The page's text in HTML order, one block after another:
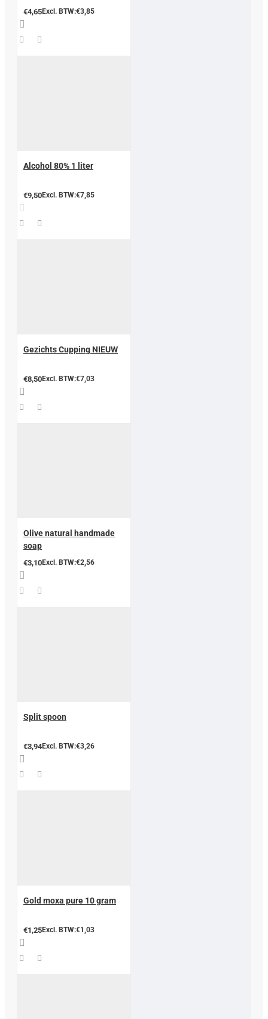
geleidingsbuisje
€4,65Excl. BTW:€3,85
Alcohol 80% 1 liter
€9,50Excl. BTW:€7,85
Gezichts Cupping NIEUW
€8,50Excl. BTW:€7,03
Olive natural handmade
soap
€3,10Excl. BTW:€2,56
Split spoon
€3,94Excl. BTW:€3,26
Gold moxa pure 10 gram
€1,25Excl. BTW:€1,03